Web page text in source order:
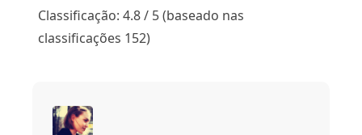
Classificação: 4.8 / 5 (baseado nas
classificações 152)